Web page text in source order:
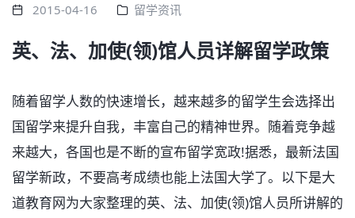
2015-04-16 留学资讯
英、法、加使(领)馆人员详解留学政策
随着留学人数的快速增长，越来越多的留学生会选择出
国留学来提升自我，丰富自己的精神世界。随着竞争越
来越大，各国也是不断的宣布留学宽政!据悉，最新法国
留学新政，不要高考成绩也能上法国大学了。以下是大
道教育网为大家整理的英、法、加使(领)馆人员所讲解的